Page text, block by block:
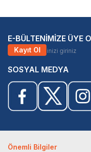
E-BÜLTENİMİZE ÜYE
Kayıt Ol
SOSYAL MEDYA
Önemli Bilgiler